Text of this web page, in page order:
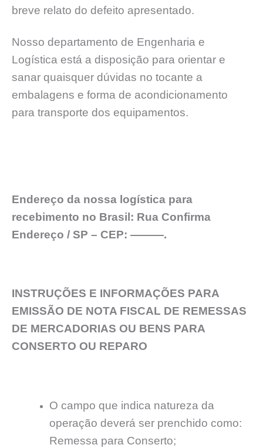
breve relato do defeito apresentado.
Nosso departamento de Engenharia e
Logística está a disposição para orientar e
sanar quaisquer dúvidas no tocante a
embalagens e forma de acondicionamento
para transporte dos equipamentos.
Endereço da nossa logística para
recebimento no Brasil: Rua Confirma
Endereço / SP – CEP: ———.
INSTRUÇÕES E INFORMAÇÕES PARA
EMISSÃO DE NOTA FISCAL DE REMESSAS
DE MERCADORIAS OU BENS PARA
CONSERTO OU REPARO
O campo que indica natureza da
operação deverá ser prenchido como:
Remessa para Conserto;